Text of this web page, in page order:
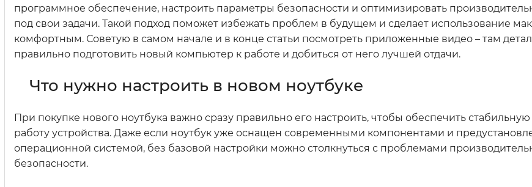
программное обеспечение, настроить параметры безопасности и оптимизировать
под свои задачи. Такой подход поможет избежать проблем в будущем и сделает использование
комфортным. Советую в самом начале и в конце статьи посмотреть приложенные видео – там
правильно подготовить новый компьютер к работе и добиться от него лучшей отдачи.
Что нужно настроить в новом ноутбуке
При покупке нового ноутбука важно сразу правильно его настроить, чтобы обеспечить
работу устройства. Даже если ноутбук уже оснащен современными компонентами и
операционной системой, без базовой настройки можно столкнуться с проблемами
безопасности.